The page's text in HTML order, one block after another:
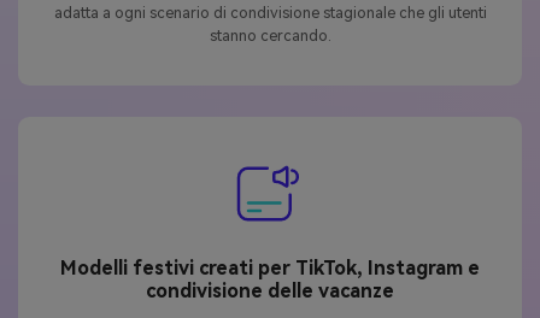
adatta a ogni scenario di condivisione stagionale che gli utenti
stanno cercando.
Modelli festivi creati per TikTok, Instagram e
condivisione delle vacanze